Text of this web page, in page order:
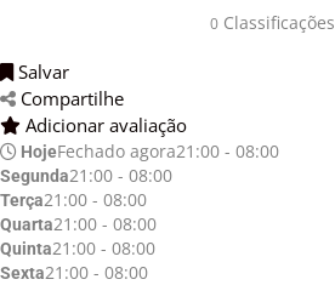
0Classificações
Salvar
Compartilhe
Adicionar avaliação
HojeFechado agora21:00 - 08:00
Segunda21:00 - 08:00
Terça21:00 - 08:00
Quarta21:00 - 08:00
Quinta21:00 - 08:00
Sexta21:00 - 08:00